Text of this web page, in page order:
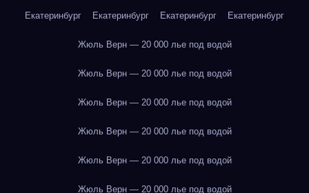
Екатеринбург Екатеринбург Екатеринбург Екатеринбург
Жюль Верн — 20 000 лье под водой
Жюль Верн — 20 000 лье под водой
Жюль Верн — 20 000 лье под водой
Жюль Верн — 20 000 лье под водой
Жюль Верн — 20 000 лье под водой
Жюль Верн — 20 000 лье под водой